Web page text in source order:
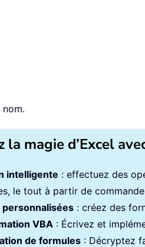
la magie d’Excel
intelligente : effectuez des
le tout à partir de
: créez des
VBA : Écrivez et
de formules : Décryptez